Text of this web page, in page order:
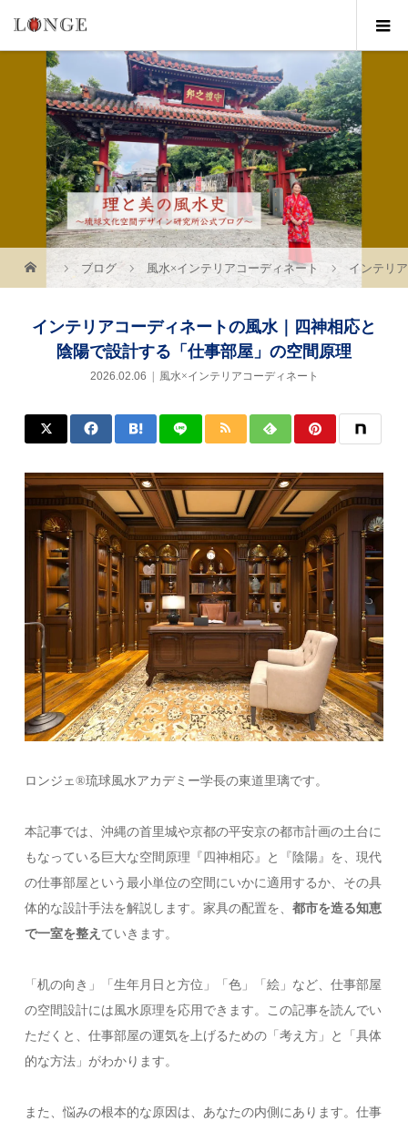
ブログ 風水×インテリアコーディネート インテリ
インテリアコーディネートの風水｜四神相応と
陰陽で設計する「仕事部屋」の空間原理
2026.02.06 風水×インテリアコーディネート
ロンジェ®琉球風水アカデミー学長の東道里璃です。
本記事では、沖縄の首里城や京都の平安京の都市計画の土台に
もなっている巨大な空間原理『四神相応』と『陰陽』を、現代
の仕事部屋という最小単位の空間にいかに適用するか、その具
体的な設計手法を解説します。家具の配置を、都市を造る知恵
で一室を整え ていきます。
「机の向き」「生年月日と方位」「色」「絵」など、仕事部屋
の空間設計には風水原理を応用できます。この記事を読んでい
ただくと、仕事部屋の運気を上げるための「考え方」と「具体
的な方法」がわかります。
また、悩みの根本的な原因は、あなたの内側にあります。仕事